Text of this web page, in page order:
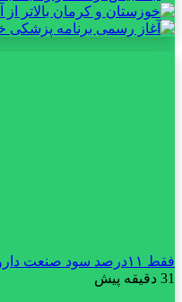
فقط ۱۱‌درصد سود صنعت دارو تبدیل به نقدینگی شده است
31 دقیقه پیش